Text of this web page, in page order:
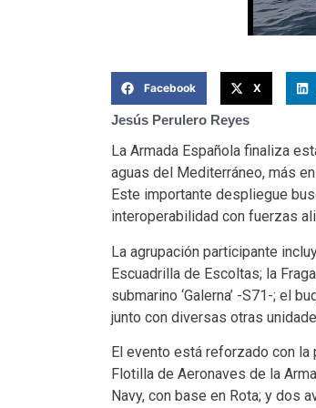
Facebook X
Jesús Perulero Reyes
La Armada Española finaliza
aguas del Mediterráneo, más
Este importante despliegue
interoperabilidad con fuerzas
La agrupación participante
Escuadrilla de Escoltas; la
submarino ‘Galerna’ -S71-; el
junto con diversas otras
El evento está reforzado con
Flotilla de Aeronaves de la
Navy, con base en Rota; y dos